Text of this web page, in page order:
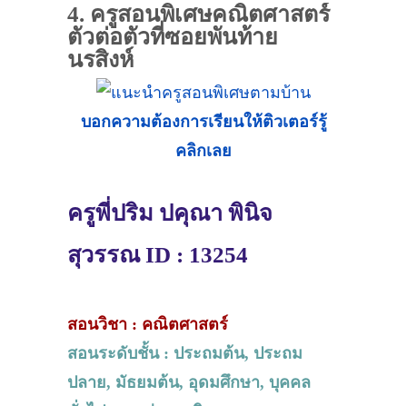
4. ครูสอนพิเศษคณิตศาสตร์
ตัวต่อตัวที่ซอยพันท้าย
นรสิงห์
บอกความต้องการเรียนให้ติวเตอร์รู้
คลิกเลย
ครูพี่ปริม ปคุณา พินิจ
สุวรรณ ID : 13254
สอนวิชา : คณิตศาสตร์
สอนระดับชั้น : ประถมต้น, ประถม
ปลาย, มัธยมต้น, อุดมศึกษา, บุคคล